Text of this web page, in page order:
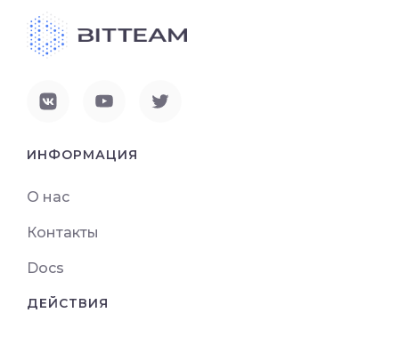
ИНФОРМАЦИЯ
О нас
Контакты
Docs
ДЕЙСТВИЯ